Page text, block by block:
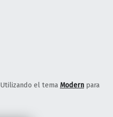
Utilizando el tema Modern para